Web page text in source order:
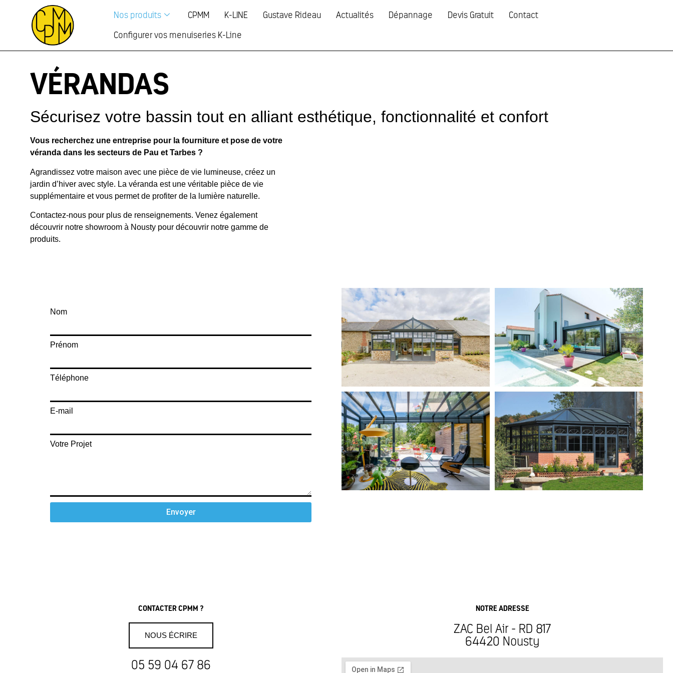
Nos produits CPMM K-LINE Gustave Rideau Actualités Dépannage Devis Gratuit
Contact
Configurer vos menuiseries K-Line
VÉRANDAS
Sécurisez votre bassin tout en alliant esthétique, fonctionnalité et confort
Vous recherchez une entreprise pour la fourniture et pose de votre
véranda dans les secteurs de Pau et Tarbes ?
Agrandissez votre maison avec une pièce de vie lumineuse, créez un
jardin d’hiver avec style. La véranda est une véritable pièce de vie
supplémentaire et vous permet de profiter de la lumière naturelle.
Contactez-nous pour plus de renseignements. Venez également
découvrir notre showroom à Nousty pour découvrir notre gamme de
produits.
Nom
Prénom
Téléphone
E-mail
Votre Projet
Envoyer
CONTACTER CPMM ?
NOUS ÉCRIRE
05 59 04 67 86
NOTRE ADRESSE
ZAC Bel Air - RD 817
64420 Nousty